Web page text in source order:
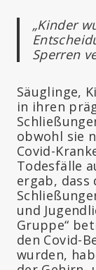
„Kinder
Sperren
Säuglinge,
in ihren
obwohl sie
Covid-
Todesfälle
ergab, dass
und
Gruppe“
den Covid-
wurden,